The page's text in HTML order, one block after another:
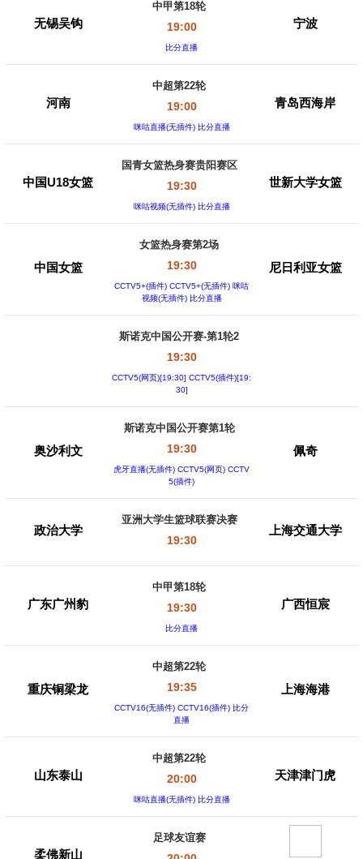
无锡吴钩
中甲第18轮
19:00
比分直播
宁波
河南
中超第22轮
19:00
咪咕直播(无插件) 比分直播
青岛西海岸
中国U18女篮
国青女篮热身赛贵阳赛区
19:30
咪咕视频(无插件) 比分直播
世新大学女篮
中国女篮
女篮热身赛第2场
19:30
CCTV5+(插件) CCTV5+(无插件) 咪咕
视频(无插件) 比分直播
尼日利亚女篮
斯诺克中国公开赛-第1轮2
19:30
CCTV5(网页)[19:30] CCTV5(插件)[19:
30]
奥沙利文
斯诺克中国公开赛第1轮
19:30
虎牙直播(无插件) CCTV5(网页) CCTV
5(插件)
佩奇
政治大学
亚洲大学生篮球联赛决赛
19:30
上海交通大学
广东广州豹
中甲第18轮
19:30
比分直播
广西恒宸
重庆铜梁龙
中超第22轮
19:35
CCTV16(无插件) CCTV16(插件) 比分
直播
上海海港
山东泰山
中超第22轮
20:00
咪咕直播(无插件) 比分直播
天津津门虎
柔佛新山
足球友谊赛